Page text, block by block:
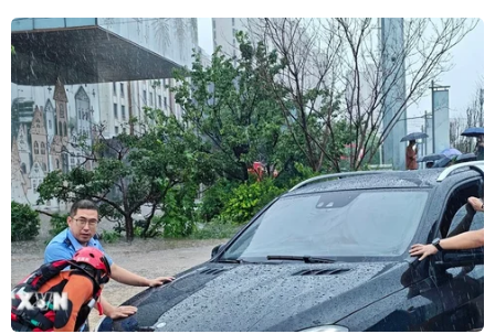
FIFA nhận hơn 200 triệu USD tiền tịch
thu được từ các vụ tham nhũng
25/08/2021 04:14
Trong tuyên bố trên trang web, FIFA nêu rõ: “Số tiền này